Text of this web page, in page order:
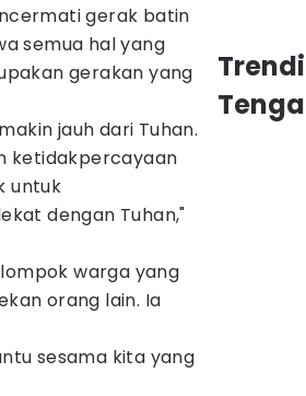
gerak batin
semua hal yang
gerakan yang
jauh dari Tuhan.
ketidakpercayaan
untuk
dengan Tuhan,"
warga yang
orang lain. Ia
sesama kita yang